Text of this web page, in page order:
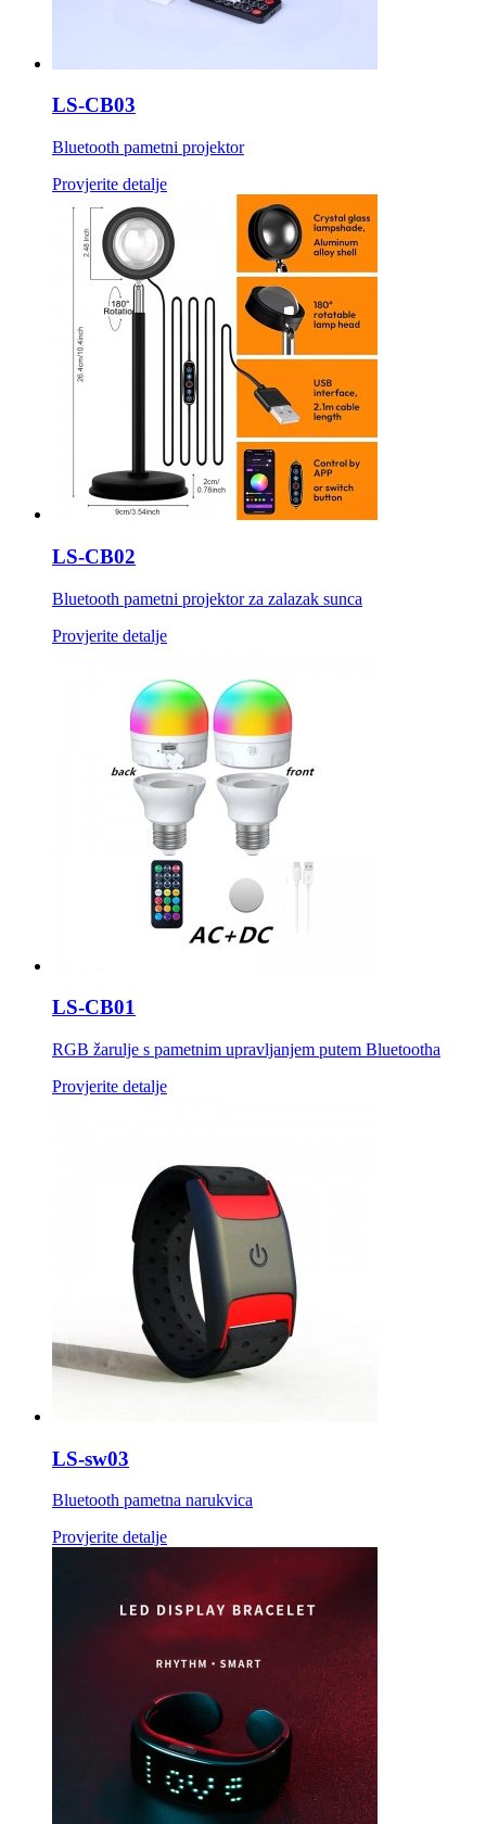
LS-CB03
Bluetooth pametni projektor
Provjerite detalje
LS-CB02
Bluetooth pametni projektor za zalazak sunca
Provjerite detalje
LS-CB01
RGB žarulje s pametnim upravljanjem putem Bluetootha
Provjerite detalje
LS-sw03
Bluetooth pametna narukvica
Provjerite detalje